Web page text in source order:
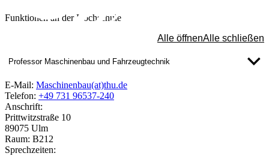
Funktionen an der Hochschule
Alle öffnenAlle schließen
Professor Maschinenbau und Fahrzeugtechnik
E-Mail: Maschinenbau(at)thu.de
Telefon: +49 731 96537-240
Anschrift:
Prittwitzstraße 10
89075 Ulm
Raum: B212
Sprechzeiten: